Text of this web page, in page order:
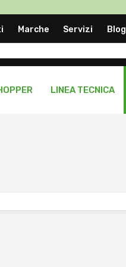
Marche Servizi Blog
LINEA TECNICA